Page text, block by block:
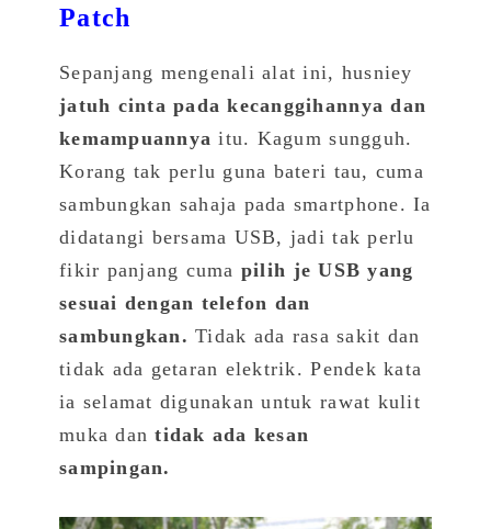
Patch
Sepanjang mengenali alat ini, husniey
jatuh cinta pada kecanggihannya dan
kemampuannya itu. Kagum sungguh.
Korang tak perlu guna bateri tau, cuma
sambungkan sahaja pada smartphone. Ia
didatangi bersama USB, jadi tak perlu
fikir panjang cuma pilih je USB yang
sesuai dengan telefon dan
sambungkan. Tidak ada rasa sakit dan
tidak ada getaran elektrik. Pendek kata
ia selamat digunakan untuk rawat kulit
muka dan tidak ada kesan
sampingan.